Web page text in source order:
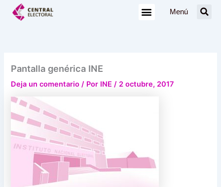
Menú
Pantalla genérica INE
Deja un comentario / Por INE/ 2 octubre, 2017